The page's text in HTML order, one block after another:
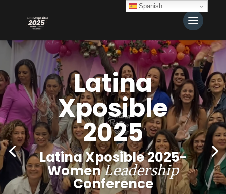
Latina
Xposible
2025
Latina Xposible 2025-
WomenLeadership
Conference
Spanish